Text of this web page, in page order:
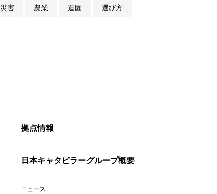
害 農業 造園 選び方
拠点情報
日本キャタピラーグループ概要
ニュース